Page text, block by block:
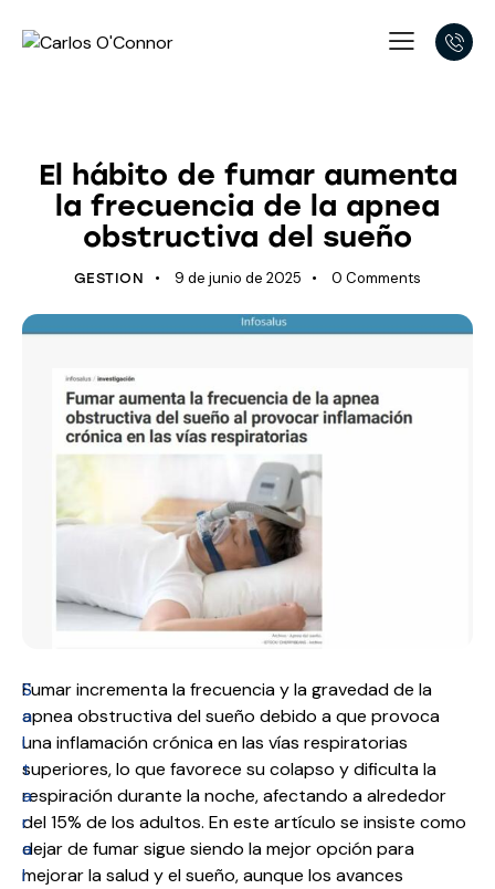
El hábito de fumar aumenta
la frecuencia de la apnea
obstructiva del sueño
GESTION 9 de junio de 2025 0 Comments
S
a
l
t
a
r
a
l
Fumar incrementa la frecuencia y la gravedad de la
apnea obstructiva del sueño debido a que provoca
una inflamación crónica en las vías respiratorias
superiores, lo que favorece su colapso y dificulta la
respiración durante la noche, afectando a alrededor
del 15% de los adultos. En este artículo se insiste como
dejar de fumar sigue siendo la mejor opción para
mejorar la salud y el sueño, aunque los avances